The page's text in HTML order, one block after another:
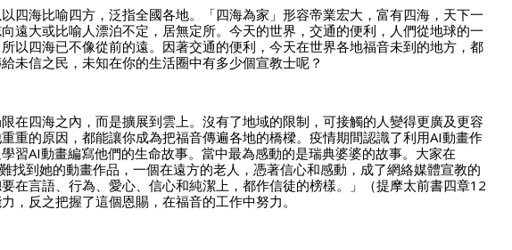
四海比喻四方，泛指全國各地。「四海為家」形容帝業宏大，富有四海，天下一
遠大或比喻人漂泊不定，居無定所。今天的世界，交通的便利，人們從地球的一
以四海已不像從前的遠。因著交通的便利，今天在世界各地福音未到的地方，都
未信之民，未知在你的生活圈中有多少個宣教士呢？
在四海之內，而是擴展到雲上。沒有了地域的限制，可接觸的人變得更廣及更容
重的原因，都能讓你成為把福音傳遍各地的橋樑。疫情期間認識了利用AI動畫作
習AI動畫編寫他們的生命故事。當中最為感動的是瑞典婆婆的故事。大家在
找到她的動畫作品，一個在遠方的老人，憑著信心和感動，成了網絡媒體宣教的
在言語、行為、愛心、信心和純潔上，都作信徒的榜樣。」（提摩太前書四章12
，反之把握了這個恩賜，在福音的工作中努力。